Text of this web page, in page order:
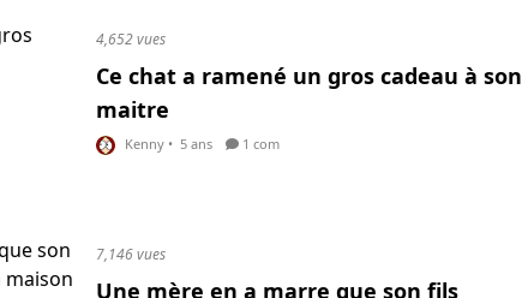
4,652 vues
Ce chat a ramené un gros cadeau à son
maitre
Kenny • 5 ans 1 com
7,146 vues
Une mère en a marre que son fils